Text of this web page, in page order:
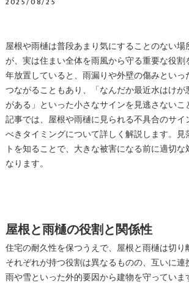
屋根や雨樋は普段あまり気にすることのない場
が、実は住まい全体を雨風から守る重要な役
年放置していると、雨漏りや外壁の傷みといっ
つながることもあり、「なんだか最近水はけが
がある」といった小さなサインを見逃さないこ
記事では、屋根や雨樋に見られる不具合のサイ
べきタイミングについて詳しく解説します。見
トを知ることで、大きな被害になる前に適切
なります。
屋根と雨樋の役割と関係性
住宅の耐久性を保つうえで、屋根と雨樋は切り
それぞれが持つ役割は異なるものの、互いに連
雨や雪といった外的要因から建物を守っていま